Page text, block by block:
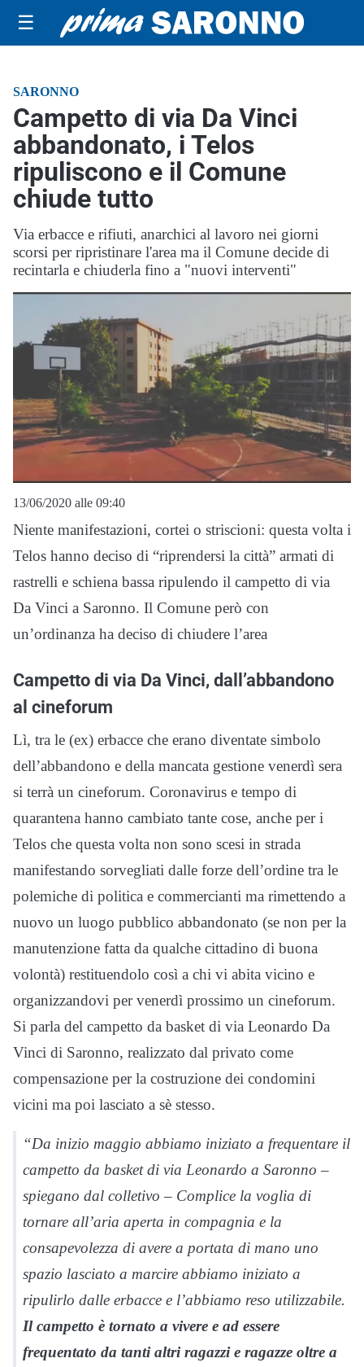
☰
SARONNO
Campetto di via Da Vinci
abbandonato, i Telos
ripuliscono e il Comune
chiude tutto
Via erbacce e rifiuti, anarchici al lavoro nei giorni
scorsi per ripristinare l'area ma il Comune decide di
recintarla e chiuderla fino a "nuovi interventi"
13/06/2020 alle 09:40
Niente manifestazioni, cortei o striscioni: questa volta i
Telos hanno deciso di “riprendersi la città” armati di
rastrelli e schiena bassa ripulendo il campetto di via
Da Vinci a Saronno. Il Comune però con
un’ordinanza ha deciso di chiudere l’area
Campetto di via Da Vinci, dall’abbandono
al cineforum
Lì, tra le (ex) erbacce che erano diventate simbolo
dell’abbandono e della mancata gestione venerdì sera
si terrà un cineforum. Coronavirus e tempo di
quarantena hanno cambiato tante cose, anche per i
Telos che questa volta non sono scesi in strada
manifestando sorvegliati dalle forze dell’ordine tra le
polemiche di politica e commercianti ma rimettendo a
nuovo un luogo pubblico abbandonato (se non per la
manutenzione fatta da qualche cittadino di buona
volontà) restituendolo così a chi vi abita vicino e
organizzandovi per venerdì prossimo un cineforum.
Si parla del campetto da basket di via Leonardo Da
Vinci di Saronno, realizzato dal privato come
compensazione per la costruzione dei condomini
vicini ma poi lasciato a sè stesso.
“Da inizio maggio abbiamo iniziato a frequentare il
campetto da basket di via Leonardo a Saronno –
spiegano dal colletivo – Complice la voglia di
tornare all’aria aperta in compagnia e la
consapevolezza di avere a portata di mano uno
spazio lasciato a marcire abbiamo iniziato a
ripulirlo dalle erbacce e l’abbiamo reso utilizzabile.
Il campetto è tornato a vivere e ad essere
frequentato da tanti altri ragazzi e ragazze oltre a